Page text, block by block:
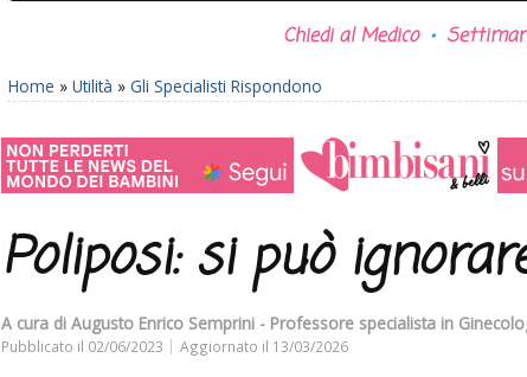
Chiedi al Medico
Home » Utilità » Gli Specialisti Rispondono
Poliposi: si può
A cura di Augusto Enrico Semprini - Professore specialista in
Pubblicato il 02/06/2023 Aggiornato il 13/03/2026